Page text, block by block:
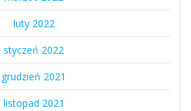
luty 2022
styczeń 2022
grudzień 2021
listopad 2021